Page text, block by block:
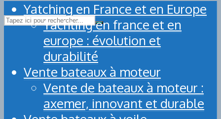
Yatching en France et en Europe
Yachting en france et en
europe : évolution et
durabilité
Vente bateaux à moteur
Vente de bateaux à moteur :
axemer, innovant et durable